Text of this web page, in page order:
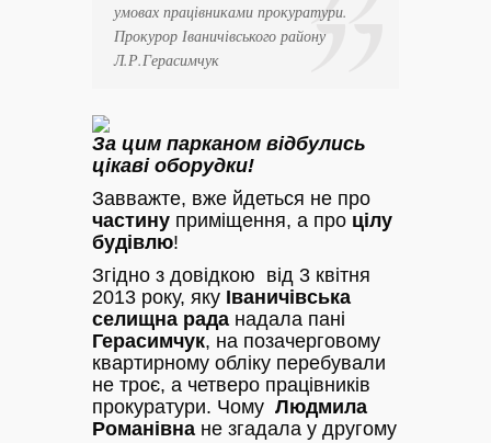
умовах працівниками прокуратури.
Прокурор Іваничівського району
Л.Р.Герасимчук
За цим парканом відбулись
цікаві оборудки!
Завважте, вже йдеться не про
частину приміщення, а про цілу
будівлю!
Згідно з довідкою від 3 квітня
2013 року, яку Іваничівська
селищна рада надала пані
Герасимчук, на позачерговому
квартирному обліку перебували
не троє, а четверо працівників
прокуратури. Чому Людмила
Романівна не згадала у другому